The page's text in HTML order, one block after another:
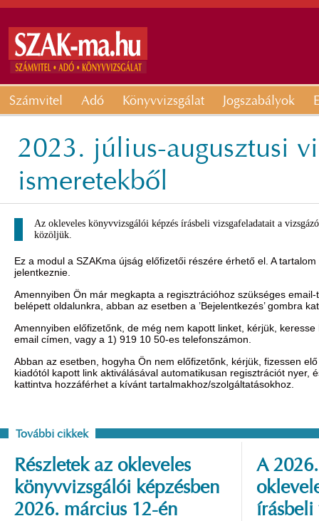
Számvitel Adó Könyvvizsgálat Jogszabályok
2023. július-augusztusi
ismeretekből
Az okleveles könyvvizsgálói képzés írásbeli vizsgafeladatait a
közöljük.
Ez a modul a SZAKma újság előfizetői részére érhető el. A
jelentkeznie.
Amennyiben Ön már megkapta a regisztrációhoz szükséges
belépett oldalunkra, abban az esetben a ’Bejelentkezés’ gombra
Amennyiben előfizetőnk, de még nem kapott linket, kérjük,
email címen, vagy a 1) 919 10 50-es telefonszámon.
Abban az esetben, hogyha Ön nem előfizetőnk, kérjük, fizessen
kiadótól kapott link aktiválásával automatikusan regisztrációt nyer,
kattintva hozzáférhet a kívánt tartalmakhoz/szolgáltatásokhoz.
További cikkek
Részletek az okleveles
könyvvizsgálói képzésben
2026. március 12-én
A
írásbeli